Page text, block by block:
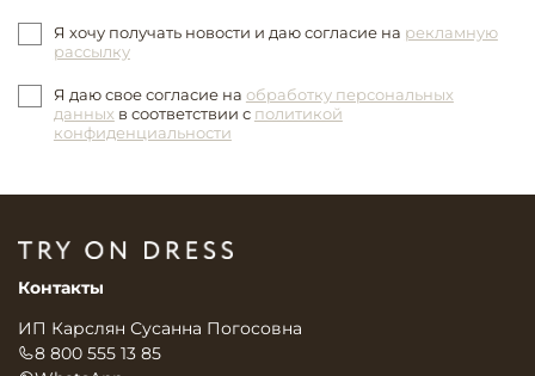
Я хочу получать новости и даю согласие на рекламную
рассылку
Я даю свое согласие на обработку персональных
данных в соответствии с политикой
конфиденциальности
Контакты
ИП Карслян Сусанна Погосовна
8 800 555 13 85